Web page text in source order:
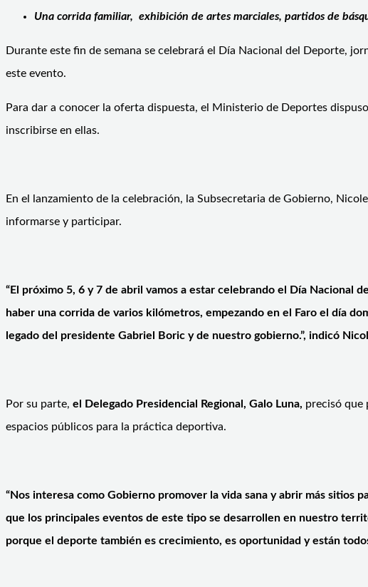
Una corrida familiar, exhibición de artes marciales, partidos de
Durante este fin de semana se celebrará el Día Nacional del Deporte,
este evento.
Para dar a conocer la oferta dispuesta, el Ministerio de Deportes
inscribirse en ellas.
En el lanzamiento de la celebración, la Subsecretaria de Gobierno,
informarse y participar.
“El próximo 5, 6 y 7 de abril vamos a estar celebrando el Día Nacional
haber una corrida de varios kilómetros, empezando en el Faro el día
legado del presidente Gabriel Boric y de nuestro gobierno.”, indicó
Por su parte, el Delegado Presidencial Regional, Galo Luna, precisó que
espacios públicos para la práctica deportiva.
“Nos interesa como Gobierno promover la vida sana y abrir más sitios
que los principales eventos de este tipo se desarrollen en nuestro
porque el deporte también es crecimiento, es oportunidad y están